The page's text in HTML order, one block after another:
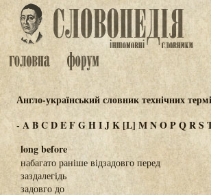
Англо-український словник технічних
-ABCDEFGHIJK[L] MNOPQRS
long before
набагато раніше відзадовго перед
заздалегідь
задовго до